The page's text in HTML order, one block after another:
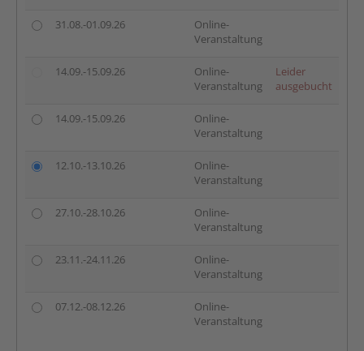
31.08.-01.09.26
Online-
Veranstaltung
14.09.-15.09.26
Online-
Veranstaltung
Leider
ausgebucht
14.09.-15.09.26
Online-
Veranstaltung
12.10.-13.10.26
Online-
Veranstaltung
27.10.-28.10.26
Online-
Veranstaltung
23.11.-24.11.26
Online-
Veranstaltung
07.12.-08.12.26
Online-
Veranstaltung